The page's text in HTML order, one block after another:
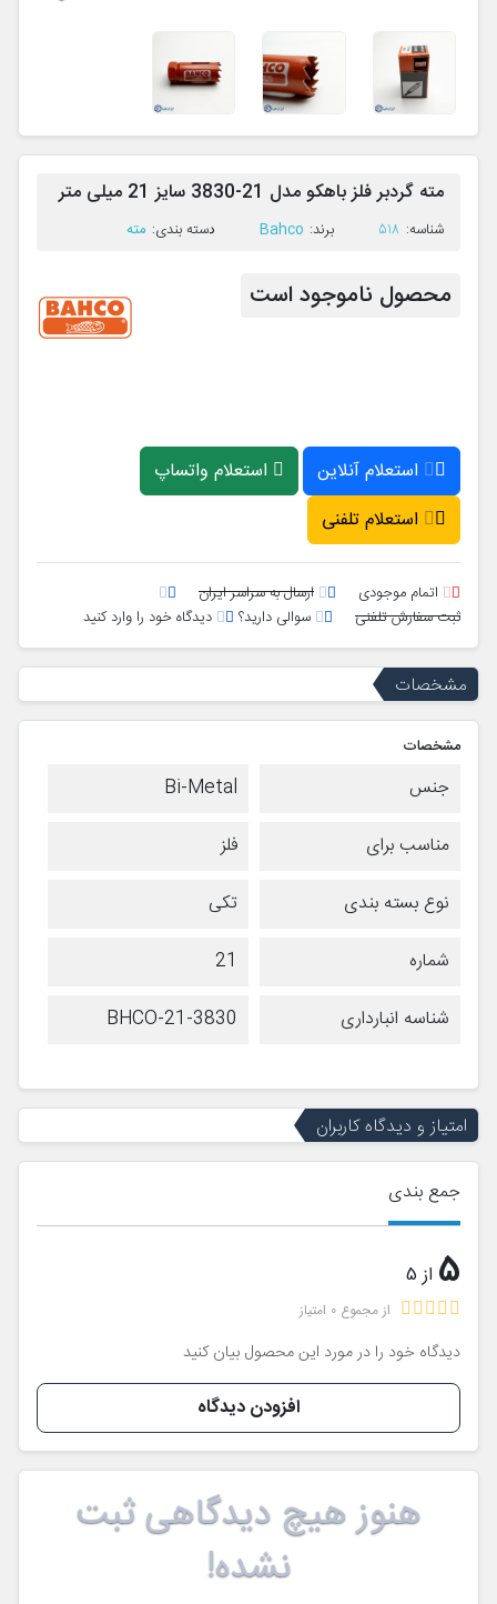
مته گردبر فلز باهکو مدل 21-3830 سایز 21 میلی متر
ﺷﻨﺎﺳﻪ: 518 ﺑﺮﻧﺪ: Bahco ﺩﺳﺘﻪ ﺑﻨﺪی: مته
محصول ناموجود است
استعلام آنلاین
استعلام واتساپ
استعلام تلفنی
اتمام موجودی
ارسال به سراسر ایران
ثبت سفارش تلفنی
سوالی دارید؟ دیدگاه خود را وارد کنید
مشخصات
مشخصات
جنس
Bi-Metal
مناسب برای
فلز
نوع بسته بندی
تکی
شماره
21
شناسه انبارداری
BHCO-21-3830
امتیاز و دیدگاه کاربران
جمع بندی
5 از 5
از مجموع 0 امتیاز
دیدگاه خود را در مورد این محصول بیان کنید
افزودن دیدگاه
هنوز هیچ دیدگاهی ثبت
نشده!